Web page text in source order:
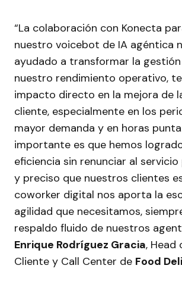
“La colaboración con Konecta
nuestro voicebot de IA agéntica
ayudado a transformar la
nuestro rendimiento operativo,
impacto directo en la mejora de
cliente, especialmente en los
mayor demanda y en horas
importante es que hemos
eficiencia sin renunciar al
y preciso que nuestros clientes
coworker digital nos aporta la
agilidad que necesitamos,
respaldo fluido de nuestros
Enrique Rodríguez Gracia, Head
Cliente y Call Center de Food